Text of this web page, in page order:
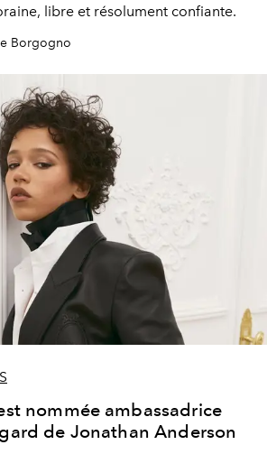
libre et résolument confiante.
Borgogno
nommée ambassadrice
de Jonathan Anderson